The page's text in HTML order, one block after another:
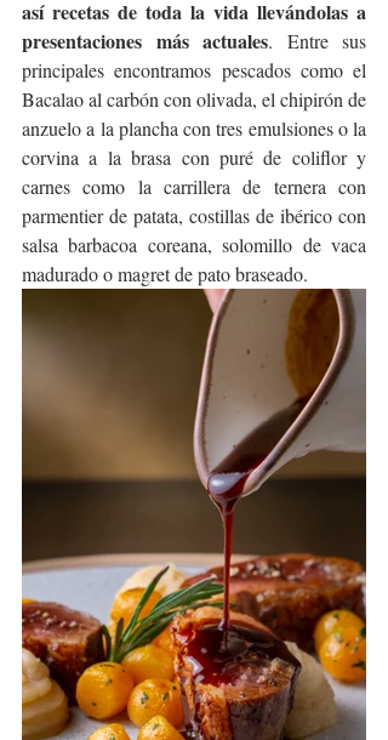
así recetas de toda la vida llevándolas a
presentaciones más actuales. Entre sus
principales encontramos pescados como el
Bacalao al carbón con olivada, el chipirón de
anzuelo a la plancha con tres emulsiones o la
corvina a la brasa con puré de coliflor y
carnes como la carrillera de ternera con
parmentier de patata, costillas de ibérico con
salsa barbacoa coreana, solomillo de vaca
madurado o magret de pato braseado.